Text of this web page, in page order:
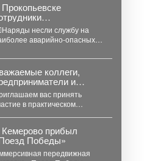
массовую
водителей
несли службу на
аварийно-опасных
транспортных
особенно высок.
коллеги,
и
сферы!
вас принять
в практическом
Это
прибыл
Победы»
передвижная